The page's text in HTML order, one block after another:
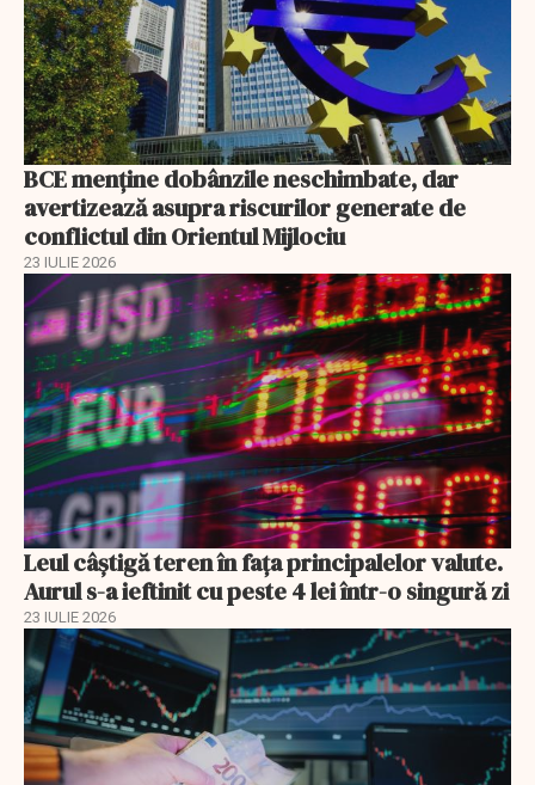
BCE menține dobânzile neschimbate, dar
avertizează asupra riscurilor generate de
conflictul din Orientul Mijlociu
23 IULIE 2026
Leul câștigă teren în fața principalelor valute.
Aurul s-a ieftinit cu peste 4 lei într-o singură zi
23 IULIE 2026